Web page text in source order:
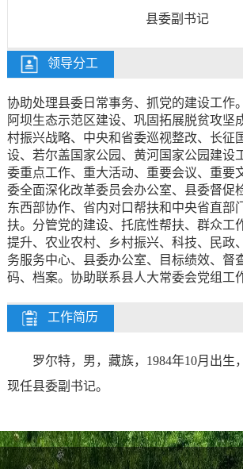
县委副书记
领导分工
协助处理县委日常事务、抓党的建设工作
阿坝生态示范区建设、巩固拓展脱贫攻坚
村振兴战略、中央和省委巡视整改、长征
设、若尔盖国家公园、黄河国家公园建设
委重点工作、重大活动、重要会议、重要
委全面深化改革委员会办公室、县委督促
东西部协作、省内对口帮扶和中央省直部
扶。分管党的建设、托底性帮扶、群众工
提升、农业农村、乡村振兴、科技、民政
务服务中心、县委办公室、目标绩效、督
码、档案。协助联系县人大常委会党组工
工作简历
罗尔特，男，藏族，1984年10月出生
现任县委副书记。